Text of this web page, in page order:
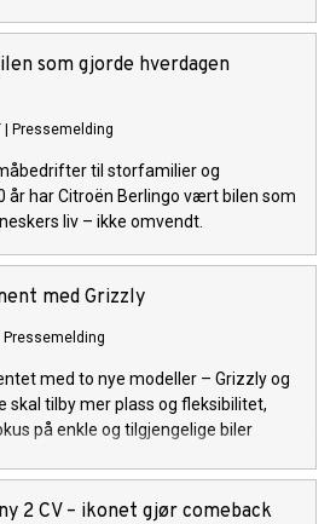
som gjorde hverdagen
Pressemelding
til storfamilier og
år har Citroën Berlingo vært bilen som
liv – ikke omvendt.
med Grizzly
Pressemelding
med to nye modeller – Grizzly og
skal tilby mer plass og fleksibilitet,
på enkle og tilgjengelige biler
2 CV – ikonet gjør comeback